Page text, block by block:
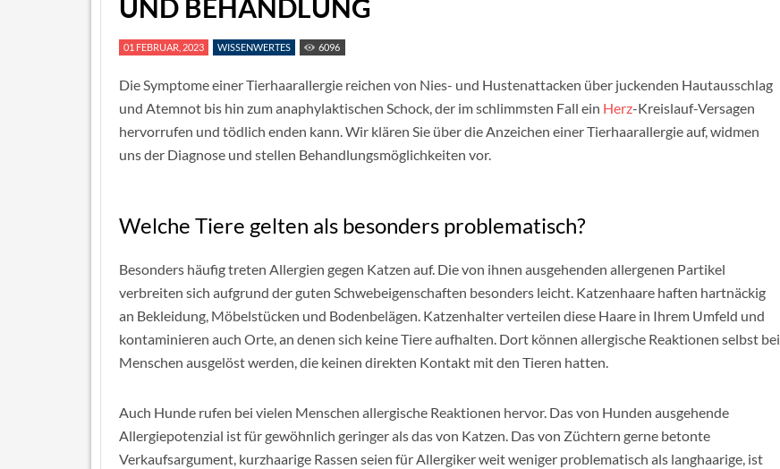
UND BEHANDLUNG
01 FEBRUAR, 2023 WISSENWERTES 6096
Die Symptome einer Tierhaarallergie reichen von Nies- und Hustenattacken über juckenden Hautausschlag
und Atemnot bis hin zum anaphylaktischen Schock, der im schlimmsten Fall ein Herz-Kreislauf-Versagen
hervorrufen und tödlich enden kann. Wir klären Sie über die Anzeichen einer Tierhaarallergie auf, widmen
uns der Diagnose und stellen Behandlungsmöglichkeiten vor.
Welche Tiere gelten als besonders problematisch?
Besonders häufig treten Allergien gegen Katzen auf. Die von ihnen ausgehenden allergenen Partikel
verbreiten sich aufgrund der guten Schwebeigenschaften besonders leicht. Katzenhaare haften hartnäckig
an Bekleidung, Möbelstücken und Bodenbelägen. Katzenhalter verteilen diese Haare in Ihrem Umfeld und
kontaminieren auch Orte, an denen sich keine Tiere aufhalten. Dort können allergische Reaktionen selbst bei
Menschen ausgelöst werden, die keinen direkten Kontakt mit den Tieren hatten.
Auch Hunde rufen bei vielen Menschen allergische Reaktionen hervor. Das von Hunden ausgehende
Allergiepotenzial ist für gewöhnlich geringer als das von Katzen. Das von Züchtern gerne betonte
Verkaufsargument, kurzhaarige Rassen seien für Allergiker weit weniger problematisch als langhaarige, ist